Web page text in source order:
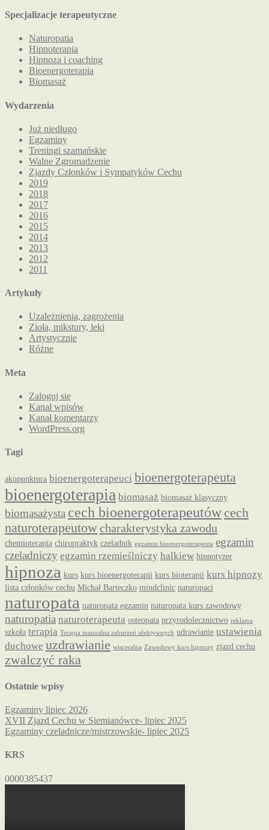
Specjalizacje terapeutyczne
Naturopatia
Hipnoterapia
Hipnoza i coaching
Bioenergoterapia
Biomasaż
Wydarzenia
Już niedługo
Egzaminy
Treningi szamańskie
Walne Zgromadzenie
Zjazdy Członków i Sympatyków Cechu
2019
2018
2017
2016
2015
2014
2013
2012
2011
Artykuły
Uzależnienia, zagrożenia
Zioła, mikstury, leki
Artystycznie
Różne
Meta
Zaloguj się
Kanał wpisów
Kanał komentarzy
WordPress.org
Tagi
akupunktura bioenergoterapeuci bioenergoterapeuta
bioenergoterapia biomasaż biomasaż klasyczny
biomasażysta cech bioenergoterapeutów cech
naturoterapeutowcharakterystyka zawodu
chemioterapia chiropraktyk czeladnik egzamin bioenergoterapeuta egzamin
czeladniczy egzamin rzemieślniczy halkiew hipnotyzer
hipnoza kurs kurs bioenergoterapii kurs bioterapii kurs hipnozy
lista członków cechu Michał Barteczko mindclinic naturopaci
naturopata naturopata egzamin naturopata kurs zawodowy
naturopatia naturoterapeuta osteopata przyrodolecznictwo reklama
szkoła terapia Terapia manualna zaburzeń afektywnych udrawianie ustawienia
duchowe uzdrawianie wisceralna Zawodowy kurs hipnozy zjazd cechu
zwalczyć raka
Ostatnie wpisy
Egzaminy lipiec 2026
XVII Zjazd Cechu w Siemianówce- lipiec 2025
Egzaminy czeladnicze/mistrzowskie- lipiec 2025
KRS
0000385437